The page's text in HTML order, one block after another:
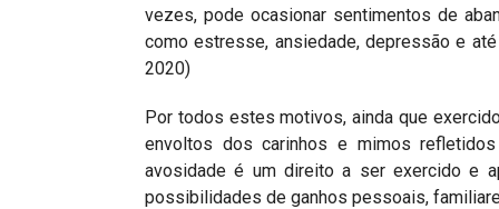
vezes, pode ocasionar sentimentos de
como estresse, ansiedade, depressão e
2020)
Por todos estes motivos, ainda que
envoltos dos carinhos e mimos
avosidade é um direito a ser exercido e
possibilidades de ganhos pessoais,